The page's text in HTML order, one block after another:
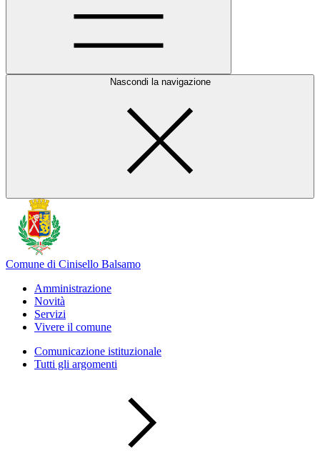
Nascondi la navigazione
Comune di Cinisello Balsamo
Amministrazione
Novità
Servizi
Vivere il comune
Comunicazione istituzionale
Tutti gli argomenti